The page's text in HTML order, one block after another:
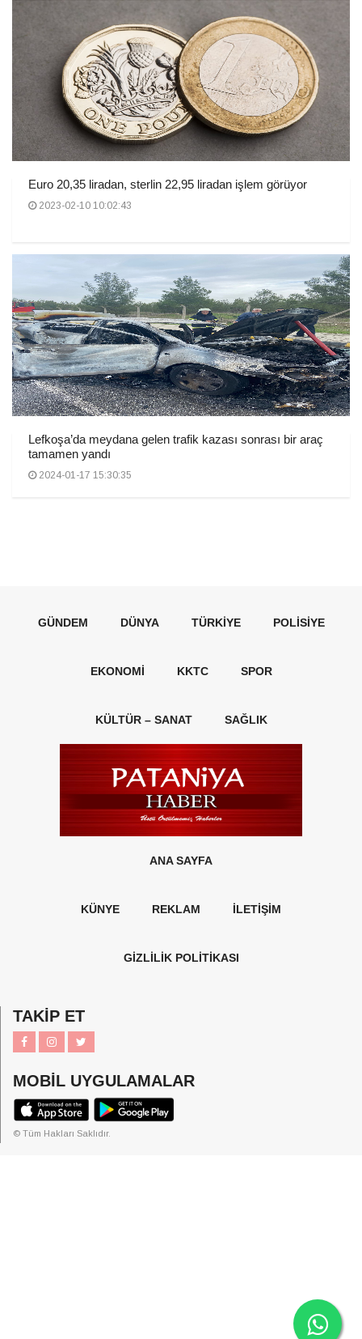
Euro 20,35 liradan, sterlin 22,95 liradan işlem görüyor
2023-02-10 10:02:43
Lefkoşa’da meydana gelen trafik kazası sonrası bir araç
tamamen yandı
2024-01-17 15:30:35
GÜNDEM DÜNYA TÜRKIYE POLISIYE
EKONOMI KKTC SPOR
KÜLTÜR – SANAT SAĞLIK
ANA SAYFA
KÜNYE REKLAM İLETİŞİM
GİZLİLİK POLİTİKASI
TAKİP ET
MOBİL UYGULAMALAR
© Tüm Hakları Saklıdır.